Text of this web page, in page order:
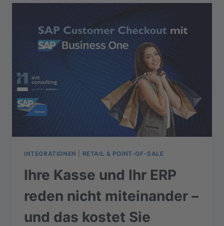
INTEGRATIONEN RETAIL & POINT-OF-SALE
Ihre Kasse und Ihr ERP
reden nicht miteinander –
und das kostet Sie